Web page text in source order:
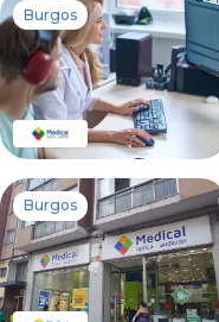
Burgos
Burgos